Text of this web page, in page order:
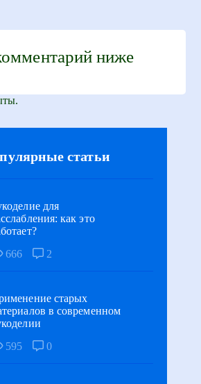
ниже
статьи
для
как это
666
2
старых
в современном
595
0